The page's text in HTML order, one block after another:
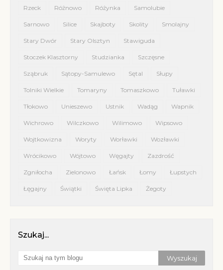
Rzeck Różnowo Różynka Samolubie
Sarnowo Silice Skajboty Skolity Smolajny
Stary Dwór Stary Olsztyn Stawiguda
Stoczek Klasztorny Studzianka Szczęsne
Sząbruk Sątopy-Samulewo Sętal Słupy
Tolniki Wielkie Tomaryny Tomaszkowo Tuławki
Tłokowo Unieszewo Ustnik Wadąg Wapnik
Wichrowo Wilczkowo Wilimowo Wipsowo
Wojtkowizna Woryty Worławki Wozławki
Wrócikowo Wójtowo Węgajty Zazdrość
Zgniłocha Zielonowo Łańsk Łomy Łupstych
Łęgajny Świątki Święta Lipka Żegoty
Szukaj...